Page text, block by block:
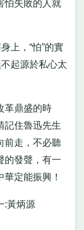
怕失敗的人就
上，“怕”的實
起源於私心太
鼎盛的時
記住魯迅先生
前走，不必聽
的發聲，有一
定能振興！
黃炳源